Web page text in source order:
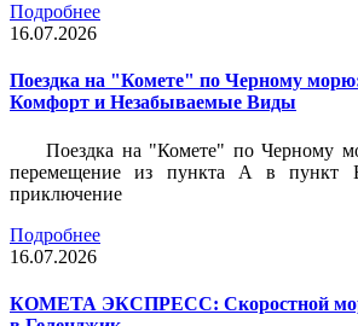
Подробнее
16.07.2026
Поездка на "Комете" по Черному
Комфорт и Незабываемые Виды
Поездка на "Комете" по Черному
перемещение из пункта А в пункт
приключение
Подробнее
16.07.2026
КОМЕТА ЭКСПРЕСС: Скоростной